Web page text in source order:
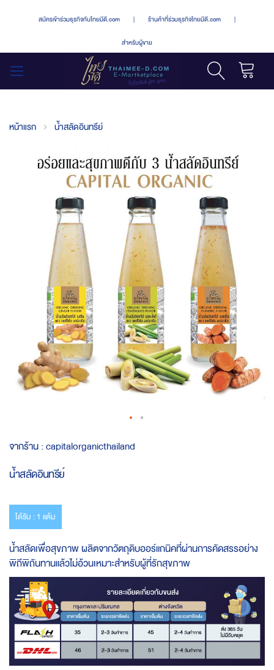
สมัครเข้าร่วมธุรกิจกับไทยมีดี.com | ร้านค้าที่ร่วมธุรกิจไทยมีดี.com |
สำหรับผู้ขาย
หน้าแรก น้ำสลัดอินทรีย์
to
beginning
the
images
gallery
จากร้าน :capitalorganicthailand
น้ำสลัดอินทรีย์
ได้รับ : 1 แต้ม
น้ำสลัดเพื่อสุขภาพ ผลิตจากวัตถุดิบออร์แกนิคที่ผ่านการคัดสรรอย่าง
พิถีพิถันทานแล้วไม่อ้วนเหมาะสำหรับผู้ที่รักสุขภาพ